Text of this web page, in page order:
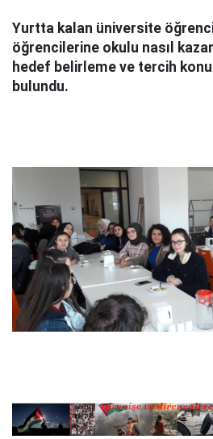
Yurtta kalan üniversite
öğrencilerine okulu nasıl
hedef belirleme ve tercih
bulundu.